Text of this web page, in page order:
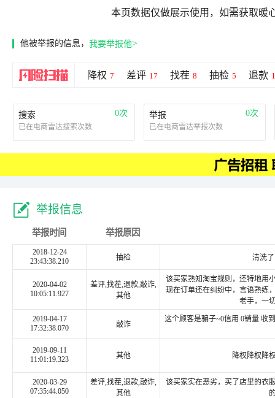
本页数据仅做展示使用，如需获取暖
他被举报的信息，我要举报他>
降权 7 差评 17 找茬 8 抽检 5 退款
0次
搜索
已在电商雷达搜索次数
0次
举报
已在电商雷达举报次数
举报信息
举报时间 举报原因
2018-12-24
23:43:38.210
抽检 清洗了
2020-04-02
10:05:11.927
差评,找茬,退款,敲诈,
其他
该买家熟知淘宝规则，还特地用
现在订单还在纠纷中，言语熟练
老手，一
2019-04-17
17:32:38.070
敲诈
这个顾客是骗子~0信用 0销量 收
2019-09-11
11:01:19.323
其他 降权降权降
2020-03-29
07:35:44.050
差评,找茬,退款,敲诈,
其他
该买家实在恶劣，买了店里的衣